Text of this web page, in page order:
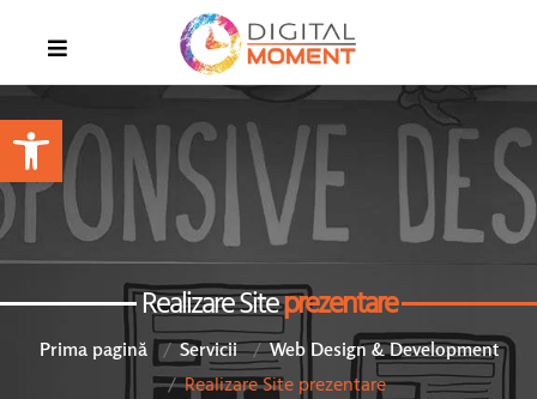
Realizare Siteprezentare
Prima pagină Servicii Web Design & Development
Realizare Site prezentare
Open toolbar